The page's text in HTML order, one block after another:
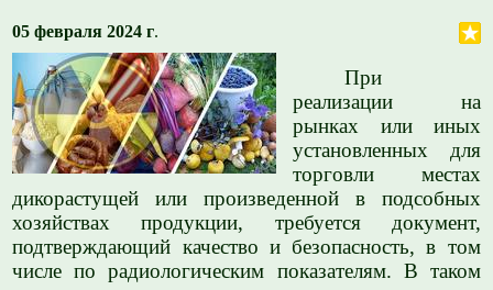
05 февраля 2024 г.
При
реализации на
рынках или иных
установленных для
торговли местах
дикорастущей или произведенной в подсобных
хозяйствах продукции, требуется документ,
подтверждающий качество и безопасность, в том
числе по радиологическим показателям. В таком